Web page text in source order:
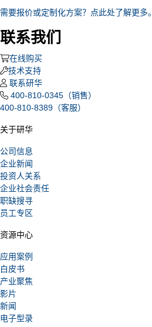
需要报价或定制化方案？点此处了解更多。
联系我们
在线购买
技术支持
联系研华
400-810-0345（销售）
400-810-8389（客服）
关于研华
公司信息
企业新闻
投资人关系
企业社会责任
职缺搜寻
员工专区
资源中心
应用案例
白皮书
产业聚焦
影片
新闻
电子型录